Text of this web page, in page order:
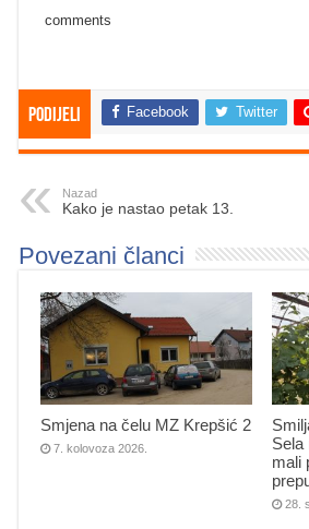
comments
Podijeli Facebook Twitter
Nazad
Kako je nastao petak 13.
Povezani članci
Smjena na čelu MZ Krepšić 2
7. kolovoza 2026.
Sela
mali
28.